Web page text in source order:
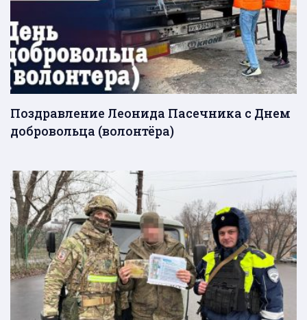
Поздравление Леонида Пасечника с Днем
добровольца (волонтёра)